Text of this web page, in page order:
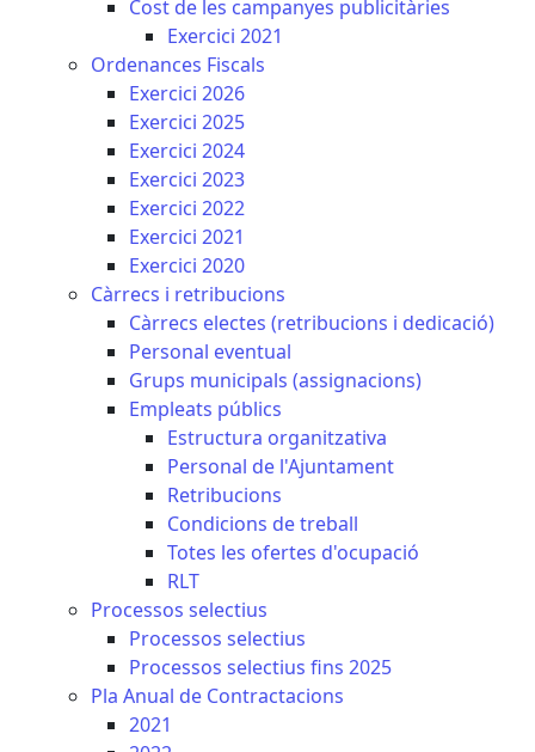
Cost de les campanyes publicitàries
Exercici 2021
Ordenances Fiscals
Exercici 2026
Exercici 2025
Exercici 2024
Exercici 2023
Exercici 2022
Exercici 2021
Exercici 2020
Càrrecs i retribucions
Càrrecs electes (retribucions i dedicació)
Personal eventual
Grups municipals (assignacions)
Empleats públics
Estructura organitzativa
Personal de l'Ajuntament
Retribucions
Condicions de treball
Totes les ofertes d'ocupació
RLT
Processos selectius
Processos selectius
Processos selectius fins 2025
Pla Anual de Contractacions
2021